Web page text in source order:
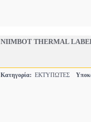
NIIMBOT THERMAL
Κατηγορία: ΕΚΤΥΠΩΤΕΣ